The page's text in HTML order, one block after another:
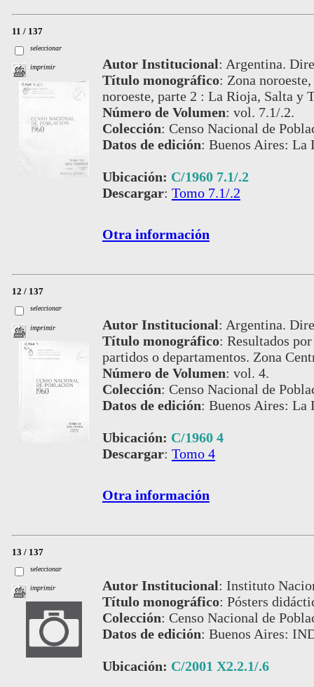
11 / 137
seleccionar
imprimir Autor Institucional: Argentina.
Título monográfico: Zona
noroeste, parte 2 : La Rioja, Salta y
Número de Volumen: vol. 7.1/.2.
Colección: Censo Nacional de
Datos de edición: Buenos Aires: La
Ubicación: C/1960 7.1/.2
Descargar: Tomo 7.1/.2
Otra información
12 / 137
seleccionar
imprimir Autor Institucional: Argentina.
Título monográfico: Resultados
partidos o departamentos. Zona
Número de Volumen: vol. 4.
Colección: Censo Nacional de
Datos de edición: Buenos Aires: La
Ubicación: C/1960 4
Descargar: Tomo 4
Otra información
13 / 137
seleccionar
imprimir Autor Institucional: Instituto
Título monográfico: Pósters
Colección: Censo Nacional de
Datos de edición: Buenos Aires:
Ubicación: C/2001 X2.2.1/.6